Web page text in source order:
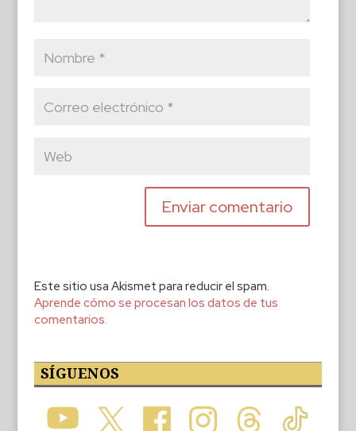
Este sitio usa Akismet para reducir el spam.
Aprende cómo se procesan los datos de tus
comentarios.
SÍGUENOS